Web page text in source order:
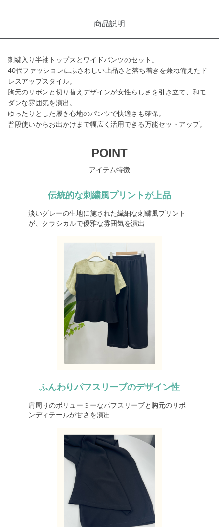
商品説明
刺繍入り半袖トップスとワイドパンツのセット。
40代ファッションにふさわしい上品さと落ち着きを兼ね備えたド
レスアップスタイル。
胸元のリボンと切り替えデザインが女性らしさを引き立て、和モ
ダンな雰囲気を演出。
ゆったりとした履き心地のパンツで快適さも確保。
普段使いからお出かけまで幅広く活用できる万能セットアップ。
POINT
アイテム特徴
伝統的な刺繍風プリントが上品
淡いグレーの生地に施された繊細な刺繍風プリント
が、クラシカルで優雅な雰囲気を演出
ふんわりパフスリーブのデザイン性
肩周りのボリューミーなパフスリーブと胸元のリボ
ンディテールが甘さを演出